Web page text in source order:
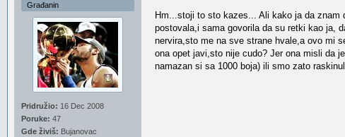
Građanin
Pridružio: 16 Dec 2008
Poruke: 47
Gde živiš: Bujanovac
Hm...stoji to sto kazes... Ali kako ja da
postovala,i sama govorila da su retki kao ja,
nervira,sto me na sve strane hvale,a ovo mi
ona opet javi,sto nije cudo? Jer ona misli da
namazan si sa 1000 boja) ili smo zato